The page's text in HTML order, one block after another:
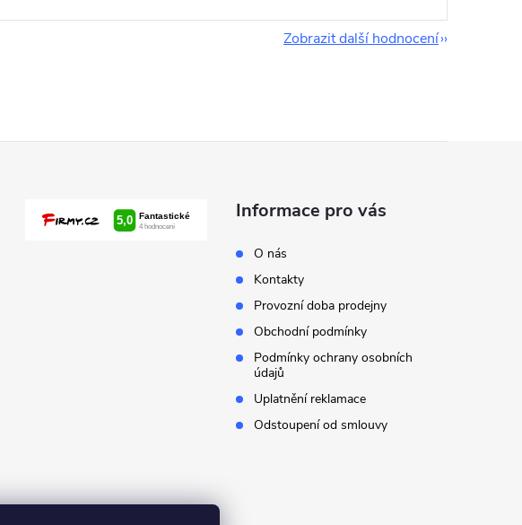
Zobrazit další hodnocení
Informace pro vás
O nás
Kontakty
Provozní doba prodejny
Obchodní podmínky
Podmínky ochrany osobních
údajů
Uplatnění reklamace
Odstoupení od smlouvy